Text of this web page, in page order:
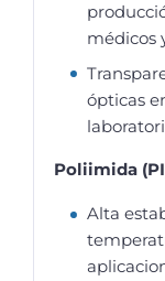
médicos
ópticas
Poliimida
Alta